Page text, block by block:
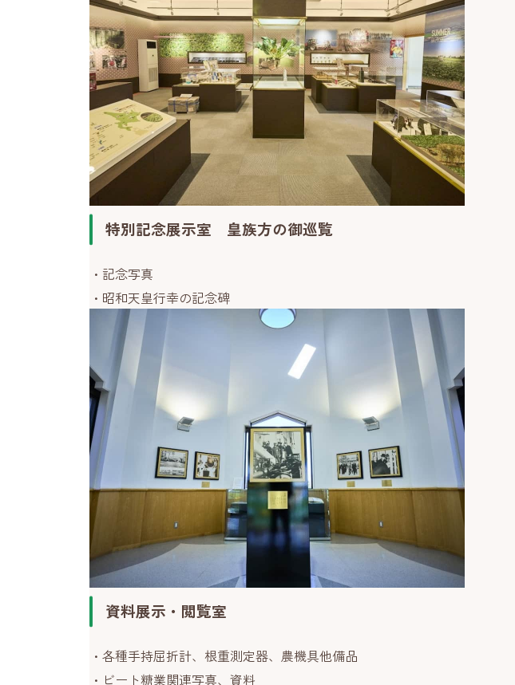
特別記念展示室 皇族方の御巡覧
記念写真
昭和天皇行幸の記念碑
資料展示・閲覧室
各種手持屈折計、根重測定器、農機具他備品
ビート糖業関連写真、資料